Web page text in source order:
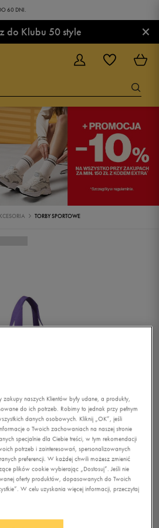
60 DNI.
do Klubu 50 style ×
TORBY SPORTOWE
1/3
zakupy naszych Klientów były udane, a produkty,
do ich potrzeb. Robimy to jednak przy pełnym
danych osobowych. Kliknij „OK”, jeśli
o Twoich zachowaniach na naszej stronie
specjalnie dla Ciebie treści, w tym rekomendacji
potrzeb i zainteresowań, spersonalizowanych
preferencji. W każdej chwili możesz zmienić
plików cookie wybierając „Dostosuj”. Jeśli nie
oferty produktów, dopasowanych do Twoich
W celu uzyskania więcej informacji, przeczytaj